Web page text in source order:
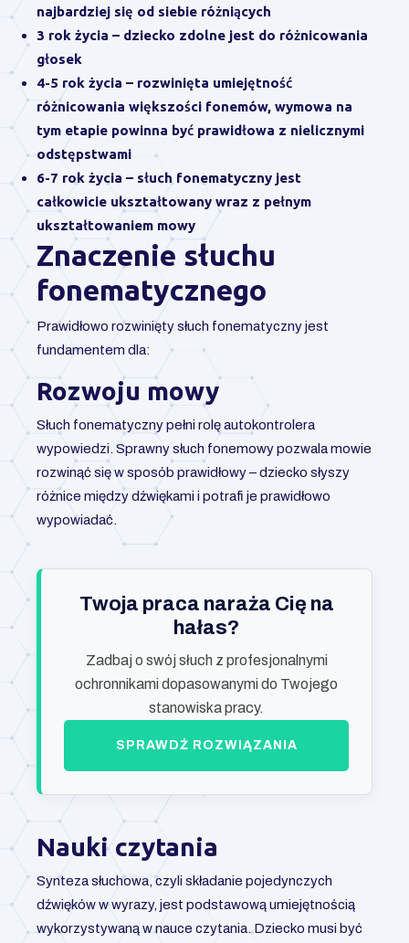
najbardziej się od siebie różniących
3 rok życia – dziecko zdolne jest do różnicowania
głosek
4-5 rok życia – rozwinięta umiejętność
różnicowania większości fonemów, wymowa na
tym etapie powinna być prawidłowa z nielicznymi
odstępstwami
6-7 rok życia – słuch fonematyczny jest
całkowicie ukształtowany wraz z pełnym
ukształtowaniem mowy
Znaczenie słuchu
fonematycznego
Prawidłowo rozwinięty słuch fonematyczny jest
fundamentem dla:
Rozwoju mowy
Słuch fonematyczny pełni rolę autokontrolera
wypowiedzi. Sprawny słuch fonemowy pozwala mowie
rozwinąć się w sposób prawidłowy – dziecko słyszy
różnice między dźwiękami i potrafi je prawidłowo
wypowiadać.
Twoja praca naraża Cię na
hałas?
Zadbaj o swój słuch z profesjonalnymi
ochronnikami dopasowanymi do Twojego
stanowiska pracy.
SPRAWDŹ ROZWIĄZANIA
Nauki czytania
Synteza słuchowa, czyli składanie pojedynczych
dźwięków w wyrazy, jest podstawową umiejętnością
wykorzystywaną w nauce czytania. Dziecko musi być